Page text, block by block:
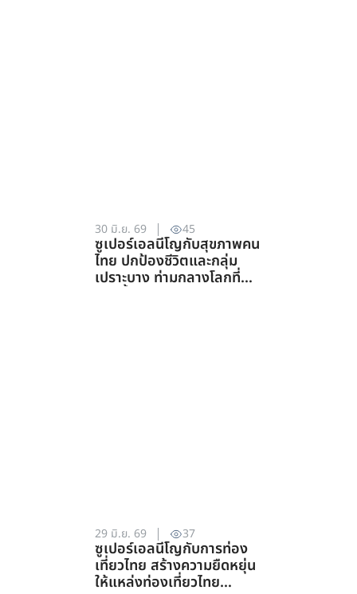
30 มิ.ย. 69 45
ซูเปอร์เอลนีโญกับสุขภาพคน
ไทย ปกป้องชีวิตและกลุ่ม
เปราะบาง ท่ามกลางโลกที่
29 มิ.ย. 69 37
ซูเปอร์เอลนีโญกับการท่อง
เที่ยวไทย สร้างความยืดหยุ่น
ให้แหล่งท่องเที่ยวไทย